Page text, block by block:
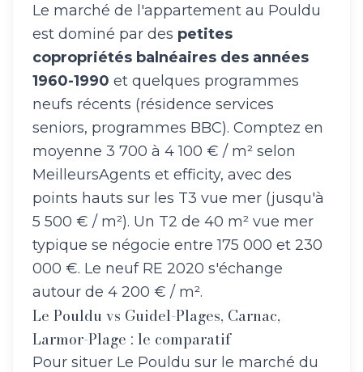
Le marché de l'appartement au Pouldu
est dominé par des petites
copropriétés balnéaires des années
1960-1990 et quelques programmes
neufs récents (résidence services
seniors, programmes BBC). Comptez en
moyenne 3 700 à 4 100 € / m² selon
MeilleursAgents et efficity, avec des
points hauts sur les T3 vue mer (jusqu'à
5 500 € / m²). Un T2 de 40 m² vue mer
typique se négocie entre 175 000 et 230
000 €. Le neuf RE 2020 s'échange
autour de 4 200 € / m².
Le Pouldu vs Guidel-Plages, Carnac,
Larmor-Plage : le comparatif
Pour situer Le Pouldu sur le marché du